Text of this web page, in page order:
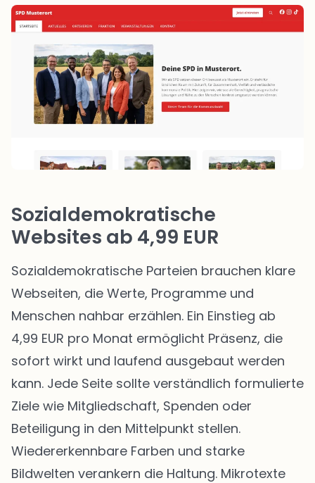
Sozialdemokratische
Websites ab 4,99 EUR
Sozialdemokratische Parteien brauchen klare
Webseiten, die Werte, Programme und
Menschen nahbar erzählen. Ein Einstieg ab
4,99 EUR pro Monat ermöglicht Präsenz, die
sofort wirkt und laufend ausgebaut werden
kann. Jede Seite sollte verständlich formulierte
Ziele wie Mitgliedschaft, Spenden oder
Beteiligung in den Mittelpunkt stellen.
Wiedererkennbare Farben und starke
Bildwelten verankern die Haltung. Mikrotexte